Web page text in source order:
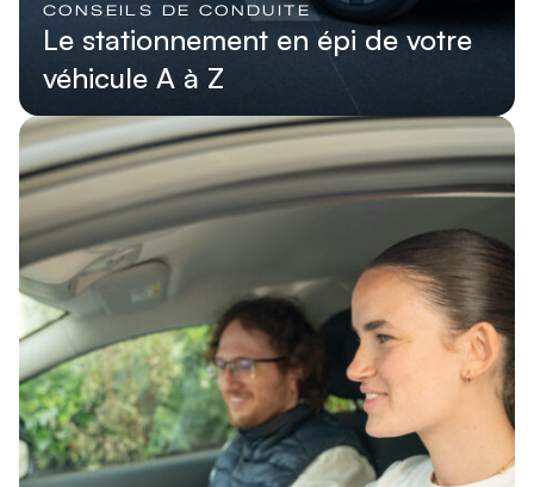
CONSEILS DE CONDUITE
Le stationnement en épi de votre
véhicule A à Z
Lire l'article